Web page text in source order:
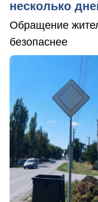
несколько
Обращение
безопаснее